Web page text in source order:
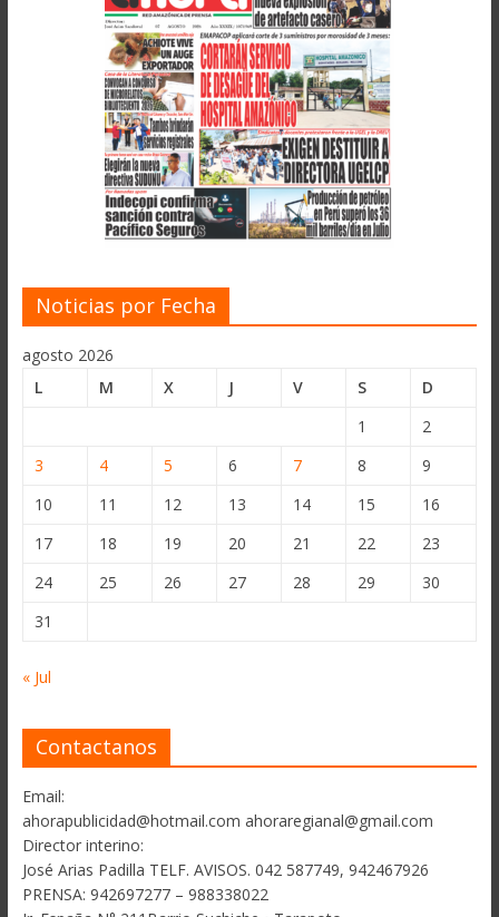
Noticias por Fecha
agosto 2026
L
M X J V S
D
1
2
3
4 5 6 7 8
9
10
11 12 13 14 15
16
17
18 19 20 21 22
23
24
25 26 27 28 29
30
31
« Jul
Contactanos
Email:
ahorapublicidad@hotmail.com ahoraregianal@gmail.com
Director interino:
José Arias Padilla TELF. AVISOS. 042 587749, 942467926
PRENSA: 942697277 – 988338022